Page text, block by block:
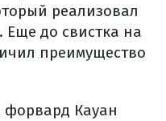
реализовал
Еще до свистка на
преимущество
форвард Кауан